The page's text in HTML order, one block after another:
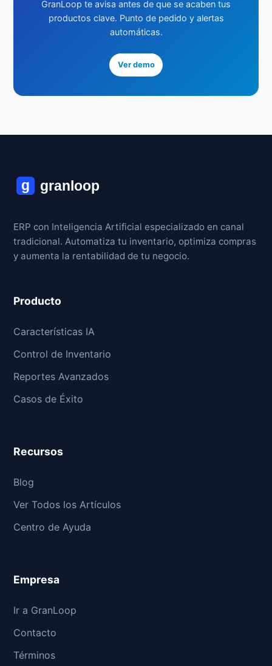
GranLoop te avisa antes de que se acaben tus
productos clave. Punto de pedido y alertas
automáticas.
Ver demo
ERP con Inteligencia Artificial especializado en canal
tradicional. Automatiza tu inventario, optimiza compras
y aumenta la rentabilidad de tu negocio.
Producto
Características IA
Control de Inventario
Reportes Avanzados
Casos de Éxito
Recursos
Blog
Ver Todos los Artículos
Centro de Ayuda
Empresa
Ir a GranLoop
Contacto
Términos